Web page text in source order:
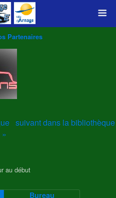
Partenaires
suivant dans la bibliothèque
»
au début
Bureau